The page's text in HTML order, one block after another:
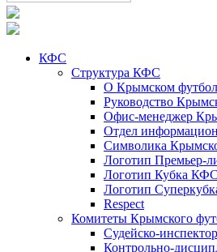
КФС
Структура КФС
О Крымском
Руководство
Офис-менеджер
Отдел
Символика
Логотип Премьер-
Логотип Кубка КФС
Логотип
Respect
Комитеты Крымского
Судейско-
Контрольно-